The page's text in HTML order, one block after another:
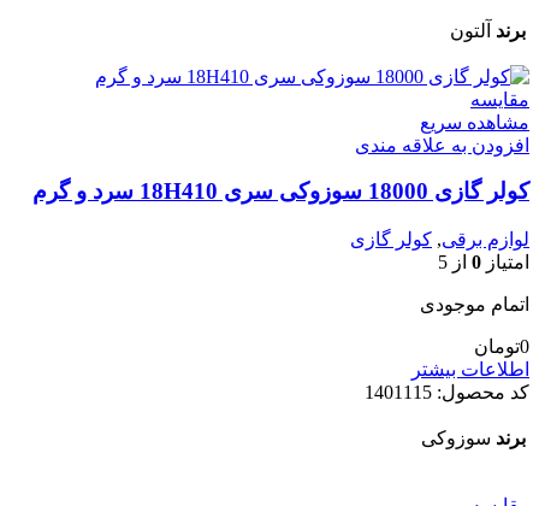
برند آلتون
مقایسه
مشاهده سریع
افزودن به علاقه مندی
کولر گازی 18000 سوزوکی سری 18H410 سرد و گرم
لوازم برقی, کولر گازی
امتیاز 0 از 5
اتمام موجودی
0تومان
اطلاعات بیشتر
کد محصول: 1401115
برند سوزوکی